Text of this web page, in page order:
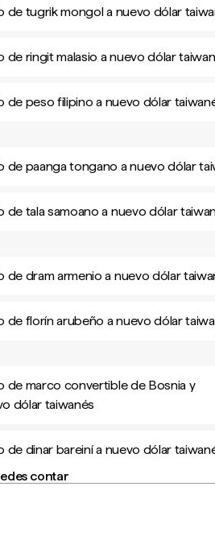
de tugrik mongol a nuevo dólar
de ringit malasio a nuevo dólar
de peso filipino a nuevo dólar
de paanga tongano a nuevo dólar
de tala samoano a nuevo dólar
de dram armenio a nuevo dólar
de florín arubeño a nuevo dólar
de marco convertible de Bosnia y
dólar taiwanés
de dinar bareiní a nuevo dólar
contar